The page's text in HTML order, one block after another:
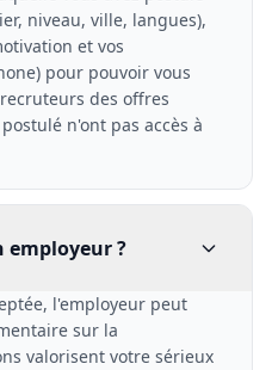
niveau, ville, langues),
et vos
pour pouvoir vous
des offres
n'ont pas accès à
employeur ?
l'employeur peut
sur la
valorisent votre sérieux